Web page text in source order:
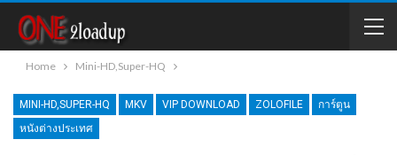
Home Mini-HD,Super-HQ
MINI-HD,SUPER-HQ MKV VIP DOWNLOAD ZOLOFILE
การ์ตูน
หนังต่างประเทศ